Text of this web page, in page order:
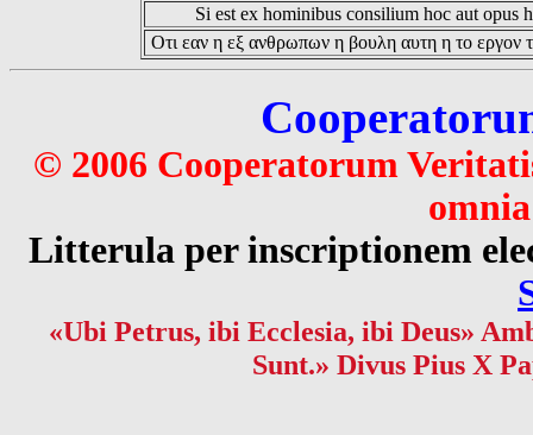
Si est ex hominibus consilium hoc aut opus
Οτι εαν η εξ ανθρωπων η βουλη αυτη η το εργον
© 2006 Cooperatorum
Litterula per inscriptionem
«Ubi Petrus, ibi Ecclesia, ibi Deus»
Sunt.» Divus Pius X